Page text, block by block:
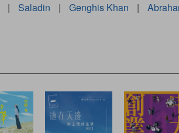
| Saladin | Genghis Khan |